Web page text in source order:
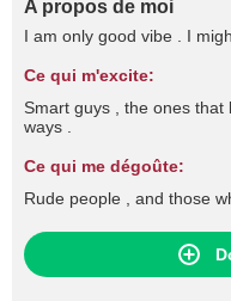
A propos de moi
I am only good vibe . I
Ce qui m'excite:
Smart guys , the ones
ways .
Ce qui me dégoûte:
Rude people , and those